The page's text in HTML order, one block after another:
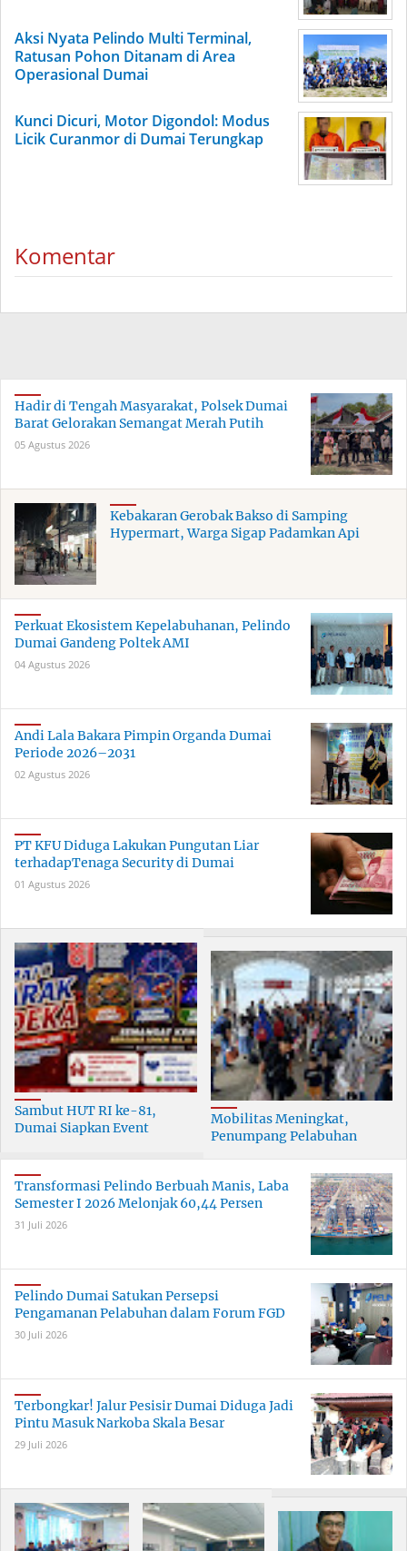
Aksi Nyata Pelindo Multi Terminal,
Ratusan Pohon Ditanam di Area
Operasional Dumai
Kunci Dicuri, Motor Digondol: Modus
Licik Curanmor di Dumai Terungkap
Komentar
Hadir di Tengah Masyarakat, Polsek Dumai
Barat Gelorakan Semangat Merah Putih
05 Agustus 2026
Kebakaran Gerobak Bakso di Samping
Hypermart, Warga Sigap Padamkan Api
Perkuat Ekosistem Kepelabuhanan, Pelindo
Dumai Gandeng Poltek AMI
04 Agustus 2026
Andi Lala Bakara Pimpin Organda Dumai
Periode 2026–2031
02 Agustus 2026
PT KFU Diduga Lakukan Pungutan Liar
terhadapTenaga Security di Dumai
01 Agustus 2026
Sambut HUT RI ke-81,
Dumai Siapkan Event
Mobilitas Meningkat,
Penumpang Pelabuhan
Transformasi Pelindo Berbuah Manis, Laba
Semester I 2026 Melonjak 60,44 Persen
31 Juli 2026
Pelindo Dumai Satukan Persepsi
Pengamanan Pelabuhan dalam Forum FGD
30 Juli 2026
Terbongkar! Jalur Pesisir Dumai Diduga Jadi
Pintu Masuk Narkoba Skala Besar
29 Juli 2026